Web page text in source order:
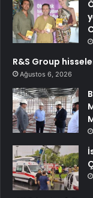
R&S Group
Ağustos 6, 2026